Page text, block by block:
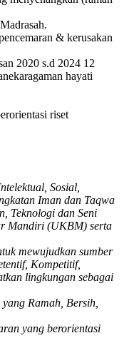
& kerusakan
2020 s.d 2024 12
hayati
riset
Sosial,
Iman dan Taqwa
Teknologi dan Seni
Mandiri (UKBM) serta
mewujudkan sumber
Kompetitif,
lingkungan sebagai
Ramah, Bersih,
yang berorientasi